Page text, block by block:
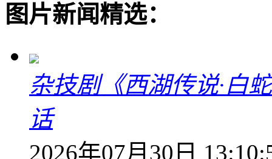
图片新闻精选：
杂技剧《西湖传说·白
话
2026年07月30日